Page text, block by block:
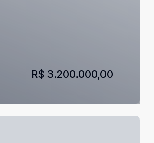
R$ 3.200.000,00